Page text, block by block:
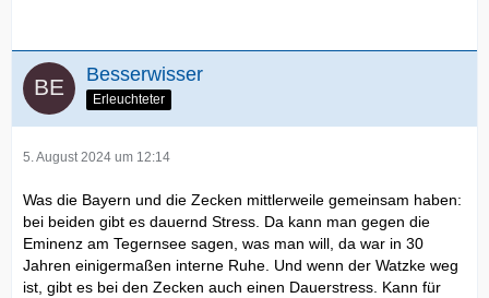
Besserwisser
Erleuchteter
5. August 2024 um 12:14
Was die Bayern und die Zecken mittlerweile gemeinsam haben:
bei beiden gibt es dauernd Stress. Da kann man gegen die
Eminenz am Tegernsee sagen, was man will, da war in 30
Jahren einigermaßen interne Ruhe. Und wenn der Watzke weg
ist, gibt es bei den Zecken auch einen Dauerstress. Kann für